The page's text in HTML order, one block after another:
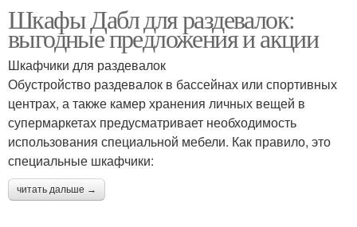
Шкафы Дабл для раздевалок:
выгодные предложения и акции
Шкафчики для раздевалок
Обустройство раздевалок в бассейнах или спортивных
центрах, а также камер хранения личных вещей в
супермаркетах предусматривает необходимость
использования специальной мебели. Как правило, это
специальные шкафчики:
читать дальше →